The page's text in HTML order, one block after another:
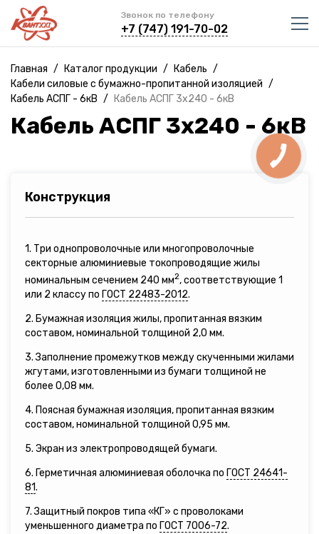
Звонок по телефону
+7 (747) 191-70-02
Главная / Каталог продукции / Кабель /
Кабели силовые с бумажно-пропитанной изоляцией /
Кабель АСПГ - 6кВ / Кабель АСПГ 3х240 - 6кВ
Кабель АСПГ 3х240 - 6кВ
Конструкция
1. Три однопроволочные или многопроволочные
секторные алюминиевые токопроводящие жилы
номинальным сечением 240 мм2, соответствующие 1
или 2 классу по ГОСТ 22483-2012.
2. Бумажная изоляция жилы, пропитанная вязким
составом, номинальной толщиной 2,0 мм.
3. Заполнение промежутков между скученными жилами
жгутами, изготовленными из бумаги толщиной не
более 0,08 мм.
4. Поясная бумажная изоляция, пропитанная вязким
составом, номинальной толщиной 0,95 мм.
5. Экран из электропроводящей бумаги.
6. Герметичная алюминиевая оболочка по ГОСТ 24641-
81.
7. Защитный покров типа «КГ» с проволоками
уменьшенного диаметра по ГОСТ 7006-72.